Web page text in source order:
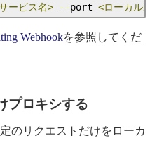
ービス名> --port <ローカルポ
Webhookを参照してくだ
プロキシする
のリクエストだけをローカ